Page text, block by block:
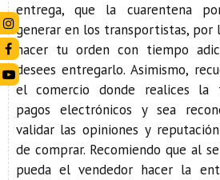
entrega, que la cuarentena
generar en los transportistas, por
hacer tu orden con tiempo
desees entregarlo. Asimismo,
el comercio donde realices la
pagos electrónicos y sea
validar las opiniones y
de comprar. Recomiendo que al
pueda el vendedor hacer la